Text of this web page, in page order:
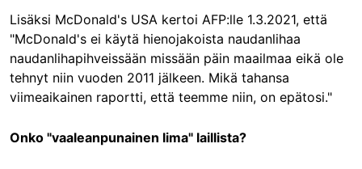
Lisäksi McDonald's USA kertoi AFP:lle 1.3.2021, että
"McDonald's ei käytä hienojakoista naudanlihaa
naudanlihapihveissään missään päin maailmaa eikä ole
tehnyt niin vuoden 2011 jälkeen. Mikä tahansa
viimeaikainen raportti, että teemme niin, on epätosi."
Onko "vaaleanpunainen lima" laillista?